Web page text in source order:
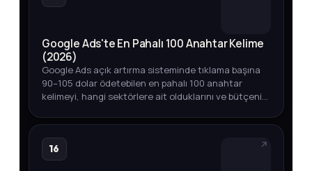
Google Ads'te En Pahalı 100 Anahtar Kelime
(2026)
Google Ads açık artırma sisteminde tıklama başına
90–105 dolar ödetebilen en pahalı 100 anahtar
kelimeyi, hangi sektörlere ait olduklarını ve bütçenizi
16